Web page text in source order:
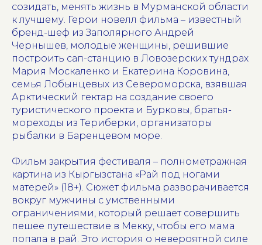
созидать, менять жизнь в Мурманской области
к лучшему. Герои новелл фильма – известный
бренд-шеф из Заполярного Андрей
Чернышев, молодые женщины, решившие
построить сап-станцию в Ловозерских тундрах
Мария Москаленко и Екатерина Коровина,
семья Лобынцевых из Североморска, взявшая
Арктический гектар на создание своего
туристического проекта и Бурковы, братья-
мореходы из Териберки, организаторы
рыбалки в Баренцевом море.
Фильм закрытия фестиваля – полнометражная
картина из Кыргызстана «Рай под ногами
матерей» (18+). Сюжет фильма разворачивается
вокруг мужчины с умственными
ограничениями, который решает совершить
пешее путешествие в Мекку, чтобы его мама
попала в рай. Это история о невероятной силе